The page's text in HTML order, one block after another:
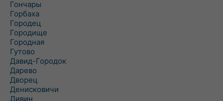
Гончары
Горбаха
Городец
Городище
Городная
Гутово
Давид-Городок
Дарево
Дворец
Денисковичи
Дивин